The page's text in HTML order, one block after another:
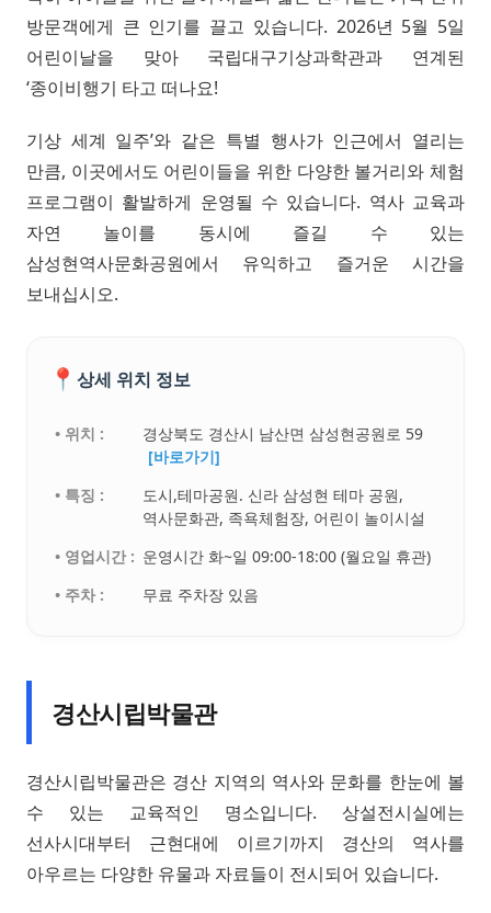
방문객에게 큰 인기를 끌고 있습니다. 2026년 5월 5일
어린이날을 맞아 국립대구기상과학관과 연계된
‘종이비행기 타고 떠나요!
기상 세계 일주’와 같은 특별 행사가 인근에서 열리는
만큼, 이곳에서도 어린이들을 위한 다양한 볼거리와 체험
프로그램이 활발하게 운영될 수 있습니다. 역사 교육과
자연 놀이를 동시에 즐길 수 있는
삼성현역사문화공원에서 유익하고 즐거운 시간을
보내십시오.
📍 상세 위치 정보
• 위치 :
경상북도 경산시 남산면 삼성현공원로 59
[바로가기]
• 특징 :
도시,테마공원. 신라 삼성현 테마 공원,
역사문화관, 족욕체험장, 어린이 놀이시설
• 영업시간 : 운영시간 화~일 09:00-18:00 (월요일 휴관)
• 주차 :
무료 주차장 있음
경산시립박물관
경산시립박물관은 경산 지역의 역사와 문화를 한눈에 볼
수 있는 교육적인 명소입니다. 상설전시실에는
선사시대부터 근현대에 이르기까지 경산의 역사를
아우르는 다양한 유물과 자료들이 전시되어 있습니다.